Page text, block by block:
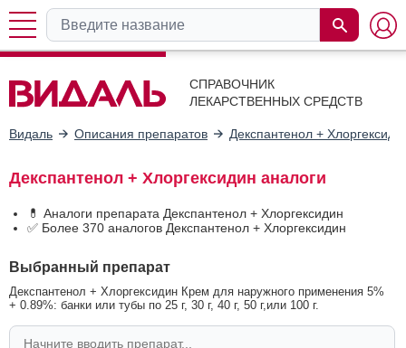
СПРАВОЧНИК
ЛЕКАРСТВЕННЫХ СРЕДСТВ
Видаль Описания препаратов Декспантенол +
Декспантенол + Хлоргексидин аналоги
💊 Аналоги препарата Декспантенол + Хлоргексидин
✅ Более 370 аналогов Декспантенол + Хлоргексидин
Выбранный препарат
Декспантенол + Хлоргексидин Крем для наружного применения 5%
+ 0.89%: банки или тубы по 25 г, 30 г, 40 г, 50 г,или 100 г.